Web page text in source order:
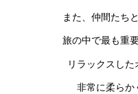
また、仲間たち
旅の中で最も重
リラックスした
非常に柔ら